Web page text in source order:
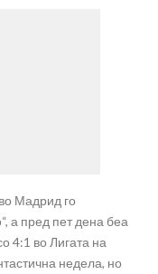
Мадрид го
а пред пет дена беа
4:1 во Лигата на
недела, но